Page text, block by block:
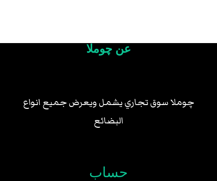
عن چوملا
چوملا سوق تجاري يشمل ويعرض جميع انواع
البضائع
حساب